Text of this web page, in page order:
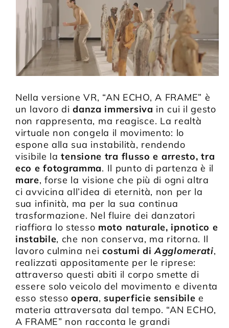
Nella versione VR, “AN ECHO, A FRAME” è
un lavoro didanza immersiva in cui il gesto
non rappresenta, ma reagisce. La realtà
virtuale non congela il movimento: lo
espone alla sua instabilità, rendendo
visibile latensione tra flusso e arresto, tra
eco e fotogramma. Il punto di partenza è il
mare, forse la visione che più di ogni altra
ci avvicina all’idea di eternità, non per la
sua infinità, ma per la sua continua
trasformazione. Nel fluire dei danzatori
riaffiora lo stesso moto naturale, ipnotico e
instabile, che non conserva, ma ritorna. Il
lavoro culmina neicostumi diAgglomerati,
realizzati appositamente per le riprese:
attraverso questi abiti il corpo smette di
essere solo veicolo del movimento e diventa
esso stessoopera, superficie sensibile e
materia attraversata dal tempo. “AN ECHO,
A FRAME” non racconta le grandi